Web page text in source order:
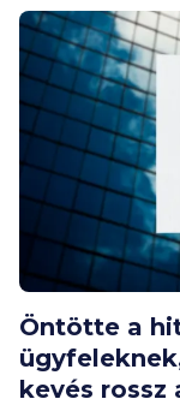
alakult a
panelrekordok?
Öntötte a
kevés rossz